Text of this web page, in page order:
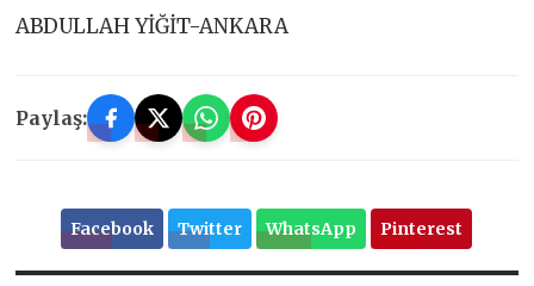
ABDULLAH YİĞİT-ANKARA
Paylaş:
Facebook Twitter WhatsApp Pinterest